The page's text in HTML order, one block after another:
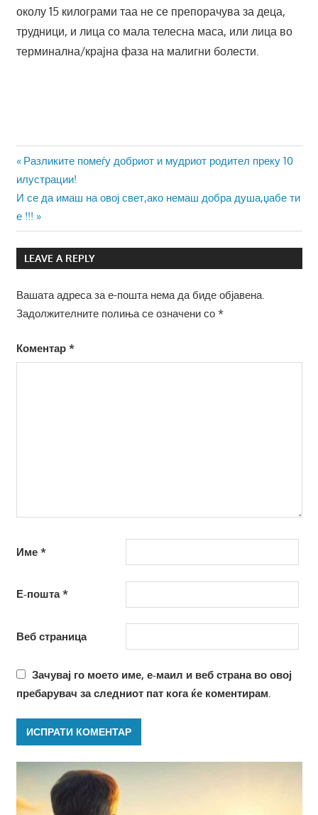
околу 15 килограми таа не се препорачува за деца,
трудници, и лица со мала телесна маса, или лица во
терминална/крајна фаза на малигни болести.
Навигација
на
напис
Previous
Post:
Разликите помеѓу добриот и мудриот родител преку 10
илустрации!
Next
Post:
И се да имаш на овој свет,ако немаш добра душа,џабе ти
е !!!
LEAVE A REPLY
Вашата адреса за е-пошта нема да биде објавена.
Задолжителните полиња се означени со *
Коментар *
Име *
Е-пошта*
Веб страница
Зачувај го моето име, е-маил и веб страна во овој
пребарувач за следниот пат кога ќе коментирам.